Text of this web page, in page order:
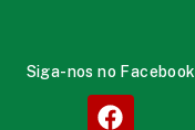
Siga-nos no Facebook